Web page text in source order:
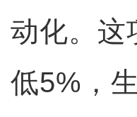
动化。这
低5%，